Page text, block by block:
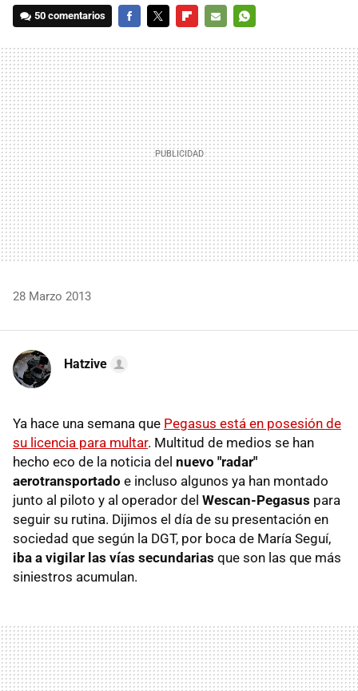
50 comentarios
MAIL
28 Marzo 2013
Hatzive
Ya hace una semana que Pegasus está en posesión de
su licencia para multar. Multitud de medios se han
hecho eco de la noticia del nuevo "radar"
aerotransportado e incluso algunos ya han montado
junto al piloto y al operador del Wescan-Pegasus para
seguir su rutina. Dijimos el día de su presentación en
sociedad que según la DGT, por boca de María Seguí,
iba a vigilar las vías secundarias que son las que más
siniestros acumulan.